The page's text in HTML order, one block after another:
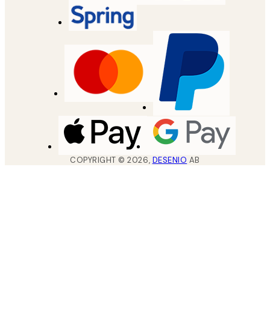
COPYRIGHT ©2026, DESENIO AB